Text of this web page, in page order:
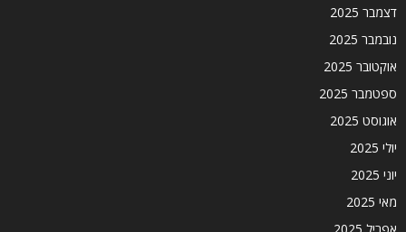
דצמבר 2025
נובמבר 2025
אוקטובר 2025
ספטמבר 2025
אוגוסט 2025
יולי 2025
יוני 2025
מאי 2025